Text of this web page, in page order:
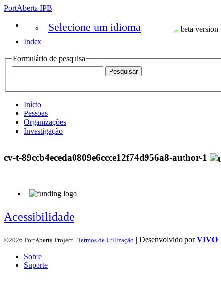
PortAberta IPB
Selecione um idioma
Index
Formulário de pesquisa
Início
Pessoas
Organizações
Investigação
cv-t-89ccb4eceda0809e6ccce12f74d956a8-author-1
Acessibilidade
©2026 PortAberta Project | Termos de Utilização | Desenvolvido porVIVO
Sobre
Suporte